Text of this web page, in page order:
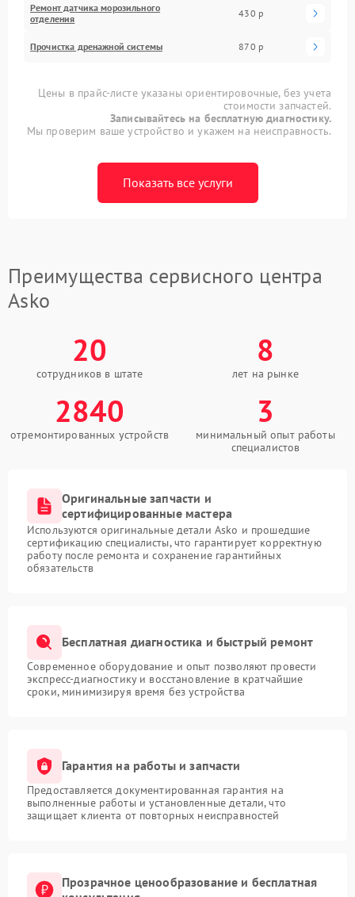
Ремонт датчика морозильного
отделения
430 р
Прочистка дренажной системы 870 р
Цены в прайс-листе указаны ориентировочные, без учета
стоимости запчастей.
Записывайтесь на бесплатную диагностику.
Мы проверим ваше устройство и укажем на неисправность.
Показать все услуги
Преимущества сервисного центра
Asko
20
сотрудников в штате
8
лет на рынке
2840
отремонтированных устройств
3
минимальный опыт работы
специалистов
Оригинальные запчасти и
сертифицированные мастера
Используются оригинальные детали Asko и прошедшие
сертификацию специалисты, что гарантирует корректную
работу после ремонта и сохранение гарантийных
обязательств
Бесплатная диагностика и быстрый ремонт
Современное оборудование и опыт позволяют провести
экспресс-диагностику и восстановление в кратчайшие
сроки, минимизируя время без устройства
Гарантия на работы и запчасти
Предоставляется документированная гарантия на
выполненные работы и установленные детали, что
защищает клиента от повторных неисправностей
Прозрачное ценообразование и бесплатная